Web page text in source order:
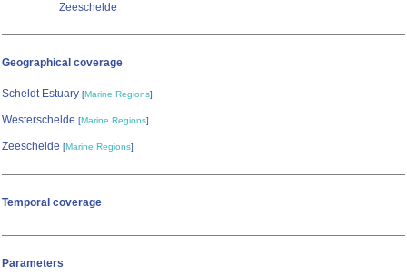
Zeeschelde
Geographical coverage
Scheldt Estuary [Marine Regions]
Westerschelde [Marine Regions]
Zeeschelde [Marine Regions]
Temporal coverage
Parameters